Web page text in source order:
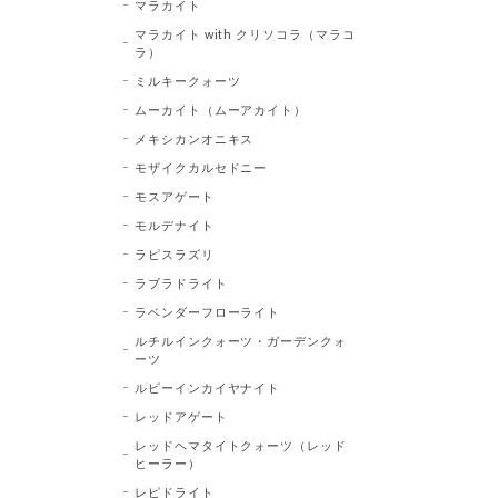
マラカイト
マラカイト with クリソコラ（マラコ
ラ）
ミルキークォーツ
ムーカイト（ムーアカイト）
メキシカンオニキス
モザイクカルセドニー
モスアゲート
モルデナイト
ラピスラズリ
ラブラドライト
ラベンダーフローライト
ルチルインクォーツ・ガーデンクォ
ーツ
ルビーインカイヤナイト
レッドアゲート
レッドヘマタイトクォーツ（レッド
ヒーラー）
レピドライト